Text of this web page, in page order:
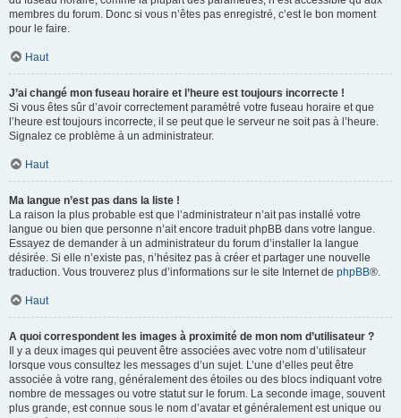
membres du forum. Donc si vous n’êtes pas enregistré, c’est le bon moment
pour le faire.
Haut
J’ai changé mon fuseau horaire et l’heure est toujours incorrecte !
Si vous êtes sûr d’avoir correctement paramétré votre fuseau horaire et que
l’heure est toujours incorrecte, il se peut que le serveur ne soit pas à l’heure.
Signalez ce problème à un administrateur.
Haut
Ma langue n’est pas dans la liste !
La raison la plus probable est que l’administrateur n’ait pas installé votre
langue ou bien que personne n’ait encore traduit phpBB dans votre langue.
Essayez de demander à un administrateur du forum d’installer la langue
désirée. Si elle n’existe pas, n’hésitez pas à créer et partager une nouvelle
traduction. Vous trouverez plus d’informations sur le site Internet de phpBB®.
Haut
A quoi correspondent les images à proximité de mon nom d’utilisateur ?
Il y a deux images qui peuvent être associées avec votre nom d’utilisateur
lorsque vous consultez les messages d’un sujet. L’une d’elles peut être
associée à votre rang, généralement des étoiles ou des blocs indiquant votre
nombre de messages ou votre statut sur le forum. La seconde image, souvent
plus grande, est connue sous le nom d’avatar et généralement est unique ou